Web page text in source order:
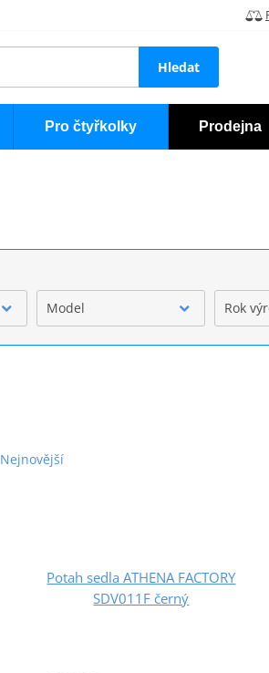
Hledat
Pro čtyřkolky Prodejna
Model Rok
Nejnovější
Potah sedla ATHENA FACTORY
SDV011F černý